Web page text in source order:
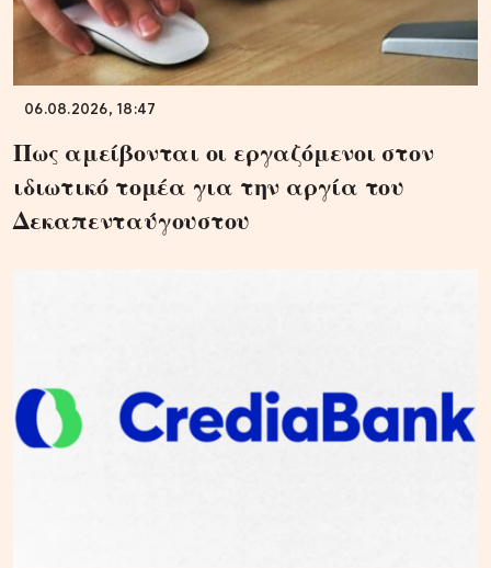
06.08.2026, 18:47
Πως αμείβονται οι εργαζόμενοι στον
ιδιωτικό τομέα για την αργία του
Δεκαπενταύγουστου